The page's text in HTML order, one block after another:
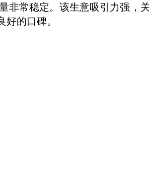
非常稳定。该生意吸引力强，
的口碑。